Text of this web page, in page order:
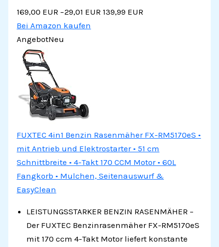
169,00 EUR −29,01 EUR 139,99 EUR
Bei Amazon kaufen
AngebotNeu
FUXTEC 4in1 Benzin Rasenmäher FX-RM5170eS •
mit Antrieb und Elektrostarter • 51 cm
Schnittbreite • 4-Takt 170 CCM Motor • 60L
Fangkorb • Mulchen, Seitenauswurf &
EasyClean
LEISTUNGSSTARKER BENZIN RASENMÄHER –
Der FUXTEC Benzinrasenmäher FX-RM5170eS
mit 170 ccm 4-Takt Motor liefert konstante